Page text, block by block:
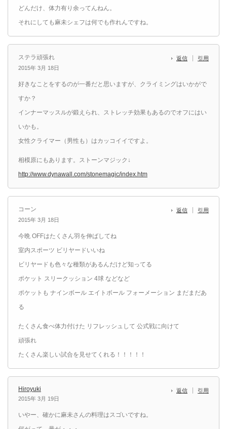
どんだけ、体力有り余ってんねん。
それにしても麻未シェフは何でも作れんですね。
ステラ頑張れ
2015年 3月 18日
返信 引用
好きなことをするのが一番だと思いますが、クライミングはいかがで
すか？
インナーマッスルが鍛えられ、ストレッチ効果もあるのでオフにはい
いかも。
女性クライマー（男性も）はカッコイイですよ。
相模原にもあります。ストーンマジック↓
http://www.dynawall.com/stonemagic/index.htm
コーン
2015年 3月 18日
返信 引用
今晩 OFFはたくさん羽を伸ばしてね
室内スポーツ ビリヤードいいね
ビリヤードも色々な種類があるんだけど知ってる
ポケット スリークッション 4球 などなど
ポケットも ナインボール エイトボール フォーメーション まだまだあ
る
たくさん食べ体力付けた リフレッシュして 公式戦に向けて
頑張れ
たくさん楽しい試合を見せてくれる！！！！！
Hiroyuki
2015年 3月 19日
返信 引用
いやー、確かに麻未さんの料理はスゴいですね。